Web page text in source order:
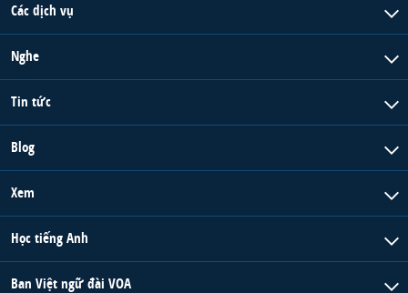
Các dịch vụ
Nghe
Tin tức
Blog
Xem
Học tiếng Anh
Ban Việt ngữ đài VOA